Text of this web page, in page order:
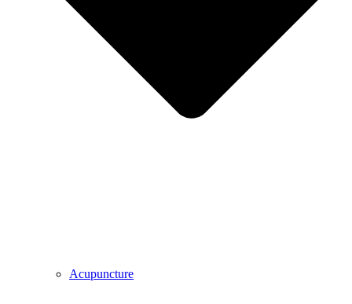
Acupuncture